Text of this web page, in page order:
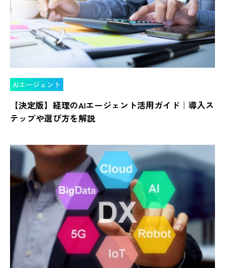
AIエージェント
【決定版】経理のAIエージェント活用ガイド｜導入ス
テップや選び方を解説